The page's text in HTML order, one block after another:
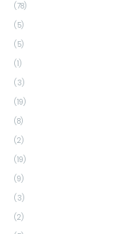
(78)
(5)
(5)
(1)
(3)
(19)
(8)
(2)
(19)
(9)
(3)
(2)